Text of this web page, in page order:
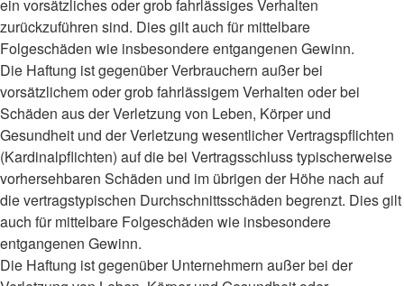
ein vorsätzliches oder grob fahrlässiges Verhalten
zurückzuführen sind. Dies gilt auch für mittelbare
Folgeschäden wie insbesondere entgangenen Gewinn.
Die Haftung ist gegenüber Verbrauchern außer bei
vorsätzlichem oder grob fahrlässigem Verhalten oder bei
Schäden aus der Verletzung von Leben, Körper und
Gesundheit und der Verletzung wesentlicher Vertragspflichten
(Kardinalpflichten) auf die bei Vertragsschluss typischerweise
vorhersehbaren Schäden und im übrigen der Höhe nach auf
die vertragstypischen Durchschnittsschäden begrenzt. Dies gilt
auch für mittelbare Folgeschäden wie insbesondere
entgangenen Gewinn.
Die Haftung ist gegenüber Unternehmern außer bei der